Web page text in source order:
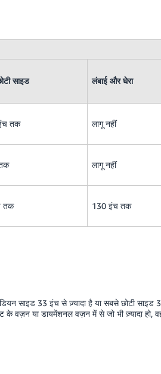
साइड लंबाई और घेरा
तक लागू नहीं
लागू नहीं
तक 130 इंच तक
साइड 33 इंच से ज़्यादा है या सबसे छोटी साइड
के वज़न या डायमेंशनल वज़न में से जो भी ज़्यादा हो,